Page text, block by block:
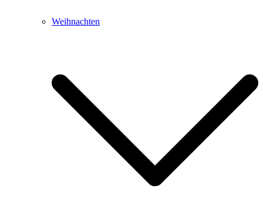
Weihnachten